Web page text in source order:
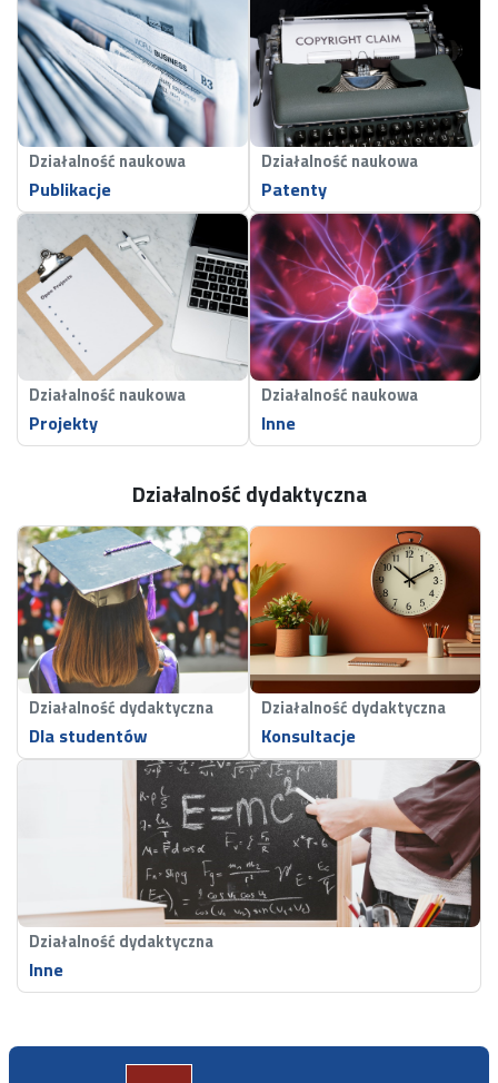
Działalność naukowa
Publikacje
Działalność naukowa
Patenty
Działalność naukowa
Projekty
Działalność naukowa
Inne
Działalność dydaktyczna
Działalność dydaktyczna
Dla studentów
Działalność dydaktyczna
Konsultacje
Działalność dydaktyczna
Inne